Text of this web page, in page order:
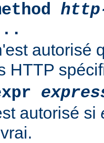
autorisé
HTTP
autorisé si